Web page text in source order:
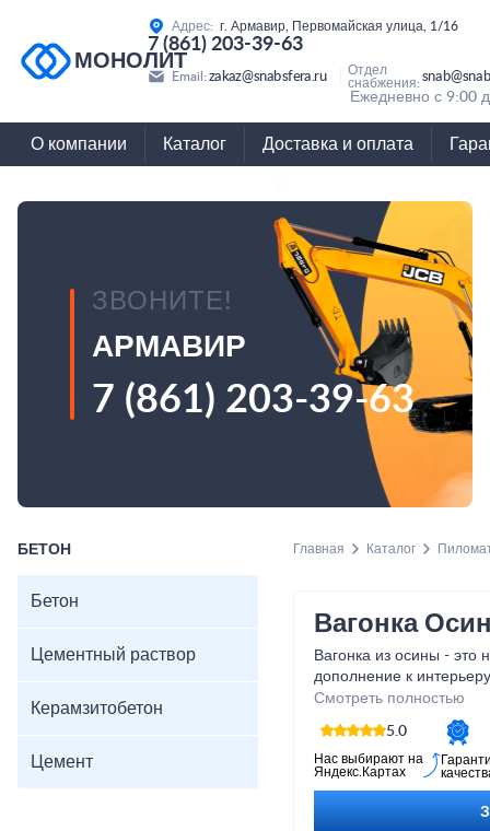
МОНОЛИТ
Адрес: г. Армавир, Первомайская улица, 1/16
7 (861) 203-39-63
Email: zakaz@snabsfera.ru
Отдел
снабжения:
Ежедневно с 9:00
О компании Каталог Доставка и оплата
ЗВОНИТЕ!
АРМАВИР
7 (861) 203-39-63
БЕТОН
Бетон
Цементный раствор
Керамзитобетон
Цемент
Главная Каталог
Вагонка
Вагонка из осины - это
дополнение к
которое прослужит вам
древесина с
прочностью,
Благодаря своей
оттенку, вагонка из
Смотреть полностью
5.0
Нас выбирают на
Яндекс.Картах